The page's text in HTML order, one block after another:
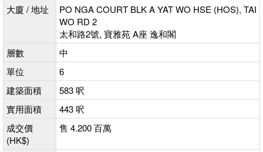
大廈 / 地址
PO NGA COURT BLK A YAT WO HSE (HOS), TAI
WO RD 2
太和路2號, 寶雅苑 A座 逸和閣
層數
中
單位
6
建築面積
583 呎
實用面積
443 呎
成交價
(HK$)
售 4.200 百萬